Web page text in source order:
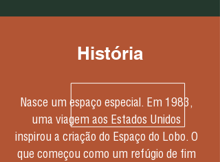
História
Nasce um espaço especial. Em 1983,
uma viagem aos Estados Unidos
inspirou a criação do Espaço do Lobo. O
que começou como um refúgio de fim